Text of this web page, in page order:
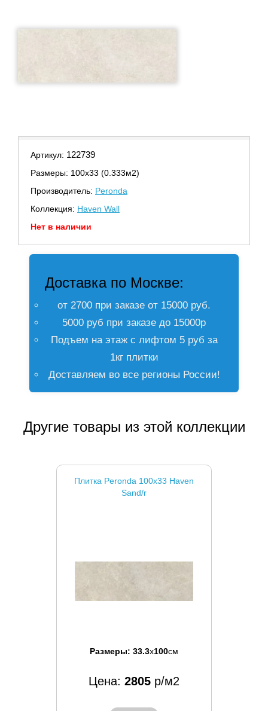
Артикул: 122739
Размеры: 100х33 (0.333м2)
Производитель: Peronda
Коллекция: Haven Wall
Нет в наличии
Доставка по Москве:
от 2700 при заказе от 15000 руб.
5000 руб при заказе до 15000р
Подъем на этаж с лифтом 5 руб за
1кг плитки
Доставляем во все регионы России!
Другие товары из этой коллекции
Плитка Peronda 100x33 Haven
Sand/r
Размеры: 33.3x100см
Цена: 2805 р/м2